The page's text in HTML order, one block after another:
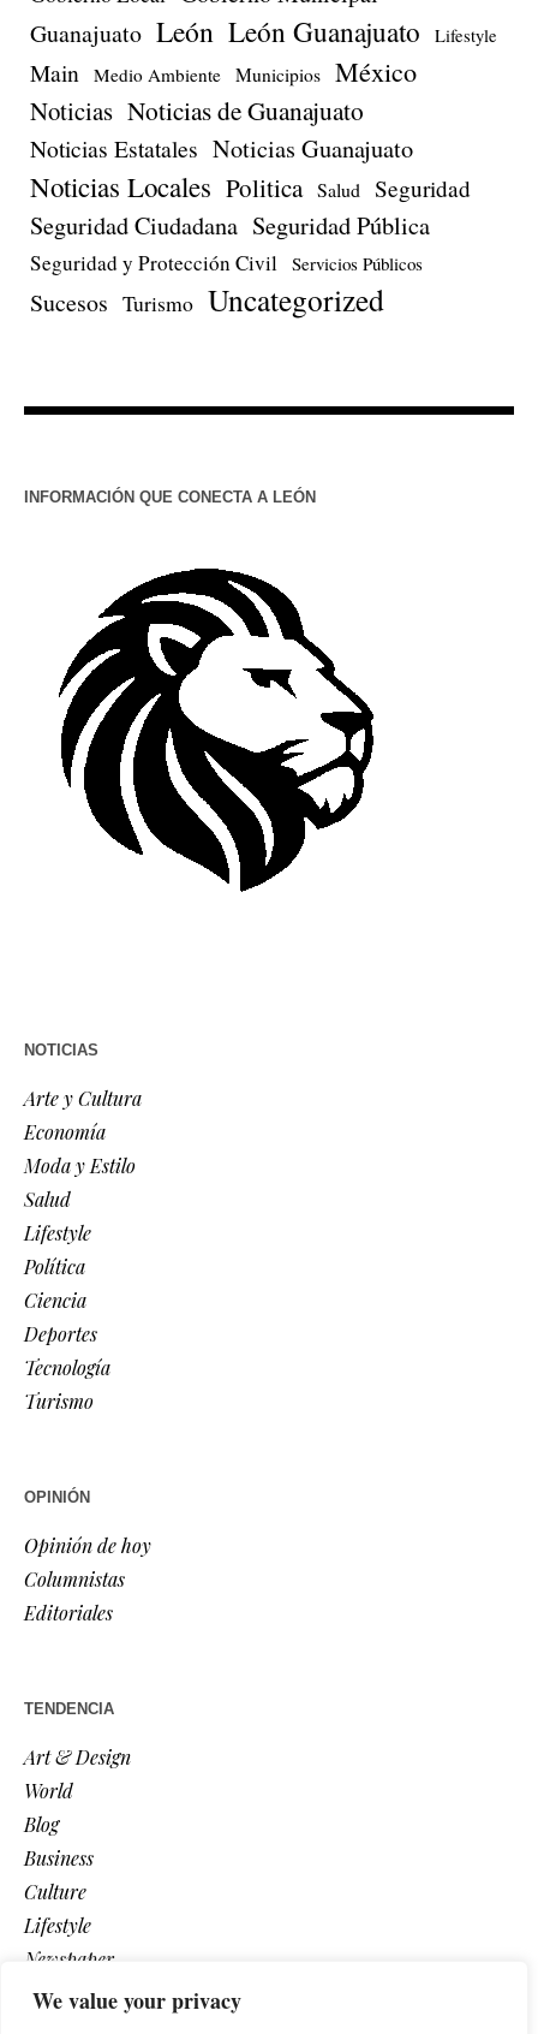
We value your privacy
Guanajuato León León Guanajuato Lifestyle
Main Medio Ambiente Municipios México
Noticias Noticias de Guanajuato
Noticias Estatales Noticias Guanajuato
Noticias Locales Politica Salud Seguridad
Seguridad Ciudadana Seguridad Pública
Seguridad y Protección Civil Servicios Públicos
Sucesos Turismo Uncategorized
INFORMACIÓN QUE CONECTA A LEÓN
NOTICIAS
Arte y Cultura
Economía
Moda y Estilo
Salud
Lifestyle
Política
Ciencia
Deportes
Tecnología
Turismo
OPINIÓN
Opinión de hoy
Columnistas
Editoriales
TENDENCIA
Art & Design
World
Blog
Business
Culture
Lifestyle
Newspaper
Photos